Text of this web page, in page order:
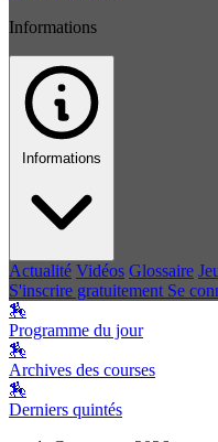
Informations
Informations
Actualité Vidéos Glossaire
S'inscrire gratuitement Se
🏇
Programme du jour
🏇
Archives des courses
🏇
Derniers quintés